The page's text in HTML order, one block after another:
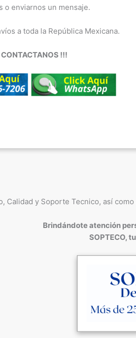
o enviarnos un mensaje.
a toda la República Mexicana.
CONTACTANOS !!!
Calidad y Soporte Tecnico, así
Brindándote atención
SOPTECO,